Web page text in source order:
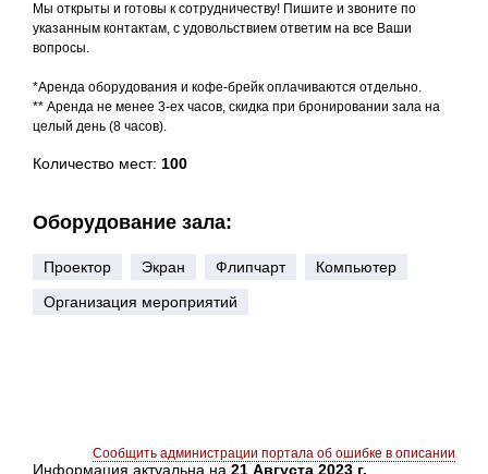
Мы открыты и готовы к сотрудничеству! Пишите и звоните по
указанным контактам, с удовольствием ответим на все Ваши
вопросы.
*Аренда оборудования и кофе-брейк оплачиваются отдельно.
** Аренда не менее 3-ех часов, скидка при бронировании зала на
целый день (8 часов).
Количество мест: 100
Оборудование зала:
Проектор Экран Флипчарт
Компьютер
Организация мероприятий
Сообщить администрации портала об ошибке в описании
Информация актуальна на 21 Августа 2023 г.